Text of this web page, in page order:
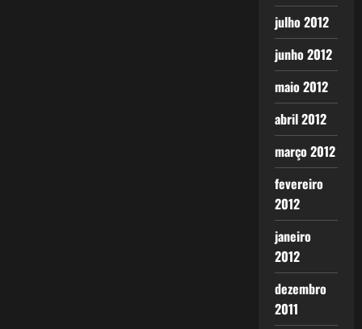
julho 2012
junho 2012
maio 2012
abril 2012
março 2012
fevereiro
2012
janeiro
2012
dezembro
2011